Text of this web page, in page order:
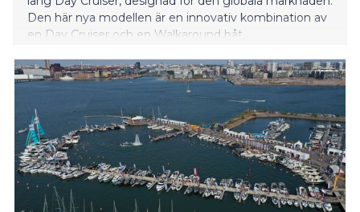
Den här nya modellen är en innovativ kombination av
en Day Cruiser och en Walkaround båt.